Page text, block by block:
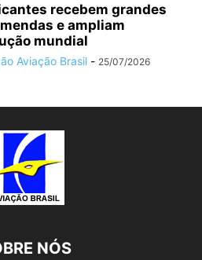
recebem grandes
e ampliam
mundial
Aviação Brasil - 25/07/2026
NÓS